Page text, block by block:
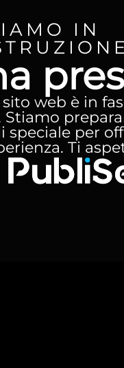
IN
web è in
Stiamo
speciale per
Ti